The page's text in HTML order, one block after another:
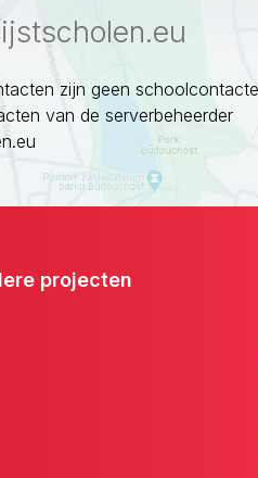
zijn geen
van de serverbeheerder
projecten